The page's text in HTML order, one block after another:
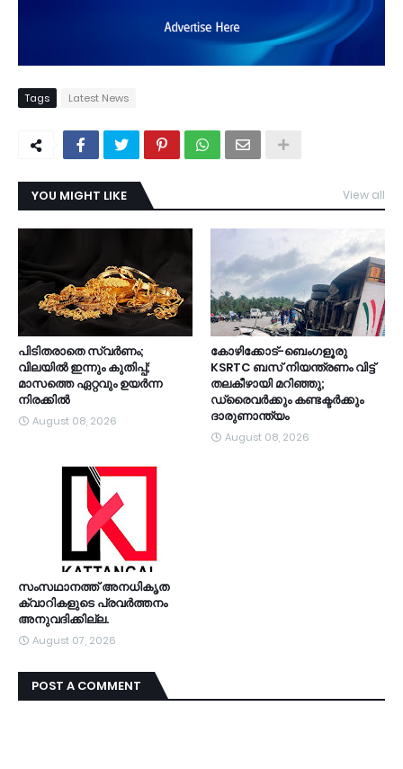
Tags Latest News
YOU MIGHT LIKE View all
പിടിതരാതെ സ്വർണം;
വിലയിൽ ഇന്നും കുതിപ്പ്;
മാസത്തെ ഏറ്റവും ഉയർന്ന
നിരക്കിൽ
August 08, 2026
കോഴിക്കോട്-ബെംഗളൂരു
KSRTC ബസ് നിയന്ത്രണം വിട്ട്
തലകീഴായി മറിഞ്ഞു;
ഡ്രൈവർക്കും കണ്ടക്ടർക്കും
ദാരുണാന്ത്യം
August 08, 2026
സംസഥാനത്ത് അനധികൃത
ക്വാറികളുടെ പ്രവര്‍ത്തനം
അനുവദിക്കില്ല.
August 07, 2026
POST A COMMENT